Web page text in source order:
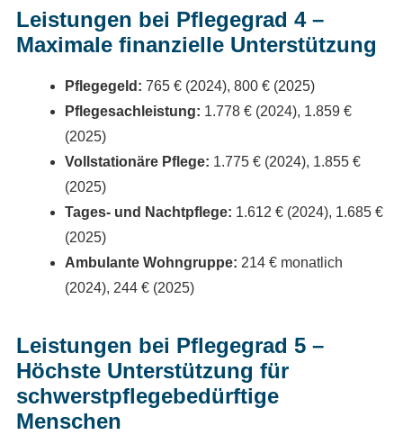
Leistungen bei Pflegegrad 4 –
Maximale finanzielle Unterstützung
Pflegegeld: 765 € (2024), 800 € (2025)
Pflegesachleistung: 1.778 € (2024), 1.859 €
(2025)
Vollstationäre Pflege: 1.775 € (2024), 1.855 €
(2025)
Tages- und Nachtpflege: 1.612 € (2024), 1.685 €
(2025)
Ambulante Wohngruppe: 214 € monatlich
(2024), 244 € (2025)
Leistungen bei Pflegegrad 5 –
Höchste Unterstützung für
schwerstpflegebedürftige
Menschen